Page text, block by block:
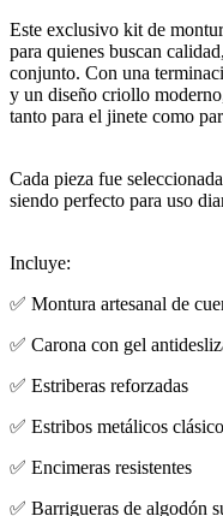
Este exclusivo kit de
para quienes buscan
conjunto. Con una
y un diseño criollo
tanto para el jinete como
Cada pieza fue
siendo perfecto para uso
Incluye:
✅ Montura artesanal de
✅ Carona con gel
✅ Estriberas reforzadas
✅ Estribos metálicos
✅ Encimeras resistentes
✅ Barrigueras de algodón